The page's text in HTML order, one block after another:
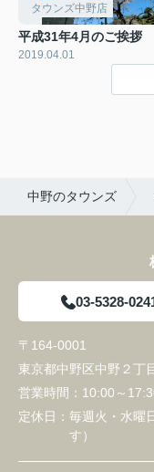
タウンズ中野店
平成31年4月のご挨拶
2019.04.01
中野のタウンズ
03-5328-
〒164-0001
東京都中野区中野２丁
営業時間： 10:00～
定休日： 毎週火・水曜
す）